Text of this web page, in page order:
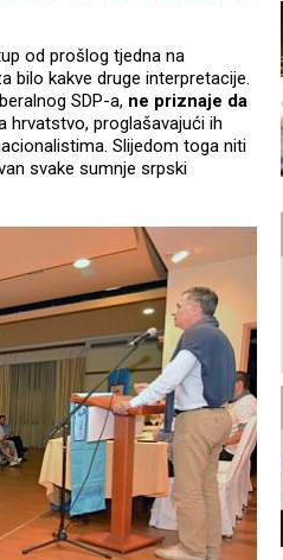
od prošlog tjedna na
bilo kakve druge interpretacije.
SDP-a, ne priznaje da
hrvatstvo, proglašavajući ih
Slijedom toga niti
svake sumnje srpski